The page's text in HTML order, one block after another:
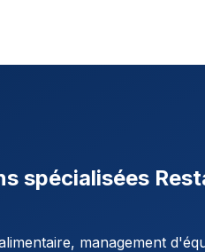
spécialisées
management